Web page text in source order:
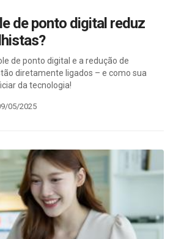
de ponto digital reduz
de ponto digital e a redução de
diretamente ligados – e como sua
da tecnologia!
05/2025